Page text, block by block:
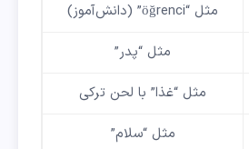
مثل “öğrenci” (دانش‌آموز)
مثل “پدر”
مثل “غذا” با لحن ترکی
مثل “سلام”